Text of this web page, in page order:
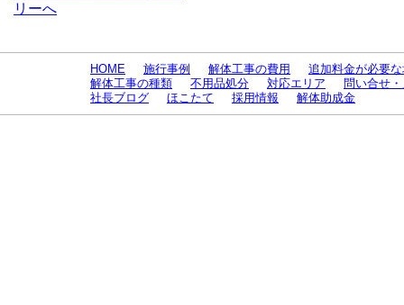
リーへ
HOME 施行事例 解体工事の費用
追加料金が必要
解体工事の種類
不用品処分 対応エリア
問い合せ
社長ブログ
ほこたて 採用情報 解体助成金